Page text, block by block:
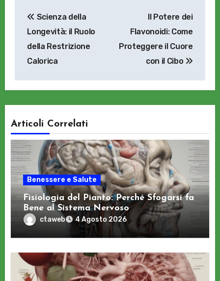
articoli
Scienza della
Longevità: il Ruolo
della Restrizione
Calorica
Il Potere dei
Flavonoidi: Come
Proteggere il Cuore
con il Cibo
Articoli Correlati
Benessere e Salute
Fisiologia del Pianto: Perché Sfogarsi fa
Bene al Sistema Nervoso
ctaweb 4 Agosto 2026